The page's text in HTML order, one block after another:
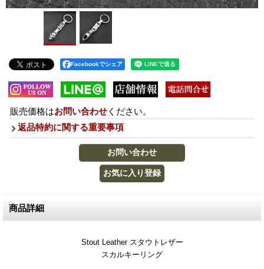
Facebookでシェア
販売価格はお問い合わせ ください。
返品特約に関する重要事項
商品詳細
Stout Leather スタウトレザー
スカルキーリング